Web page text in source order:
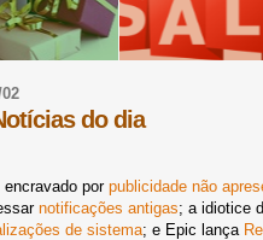
do dia
encravado por publicidade não
notificações antigas; a idiotice
de sistema; e Epic lança